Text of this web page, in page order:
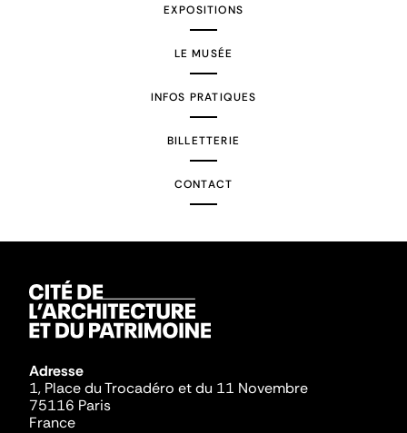
EXPOSITIONS
LE MUSÉE
INFOS PRATIQUES
BILLETTERIE
CONTACT
Adresse
1, Place du Trocadéro et du 11 Novembre
75116 Paris
France